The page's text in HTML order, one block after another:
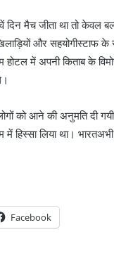
दिन मैच जीता था तो केवल
और सहयोगीस्टाफ के
होटल में अपनी किताब के
को आने की अनुमति दी गयी
में हिस्सा लिया था। भारतअभी
Facebook